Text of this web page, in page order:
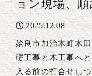
ョン現場、順
2025.12.08
姶良市加治木町木
礎工事と木工事へ
入る前の打合せし